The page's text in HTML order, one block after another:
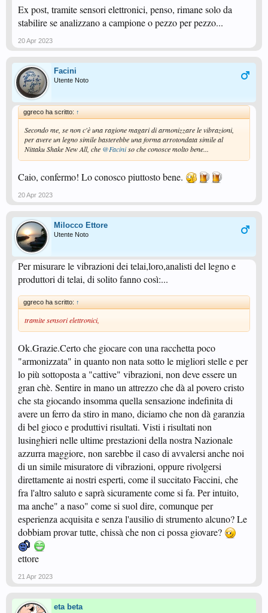
Ex post, tramite sensori elettronici, penso, rimane solo da
stabilire se analizzano a campione o pezzo per pezzo...
20 Apr 2023
Facini
Utente Noto
ggreco ha scritto: ↑
Secondo me, se non c'è una ragione magari di armonizzare le vibrazioni,
per avere un legno simile basterebbe una forma arrotondata simile al
Nittaku Shake New All, che @Faciniso che conosce molto bene...
Caio, confermo! Lo conosco piuttosto bene.
20 Apr 2023
Milocco Ettore
Utente Noto
Per misurare le vibrazioni dei telai,loro,analisti del legno e
produttori di telai, di solito fanno così:...
ggreco ha scritto: ↑
tramite sensori elettronici,
Ok.Grazie.Certo che giocare con una racchetta poco
"armonizzata" in quanto non nata sotto le migliori stelle e per
lo più sottoposta a "cattive" vibrazioni, non deve essere un
gran chè. Sentire in mano un attrezzo che dà al povero cristo
che sta giocando insomma quella sensazione indefinita di
avere un ferro da stiro in mano, diciamo che non dà garanzia
di bel gioco e produttivi risultati. Visti i risultati non
lusinghieri nelle ultime prestazioni della nostra Nazionale
azzurra maggiore, non sarebbe il caso di avvalersi anche noi
di un simile misuratore di vibrazioni, oppure rivolgersi
direttamente ai nostri esperti, come il succitato Faccini, che
fra l'altro saluto e saprà sicuramente come si fa. Per intuito,
ma anche" a naso" come si suol dire, comunque per
esperienza acquisita e senza l'ausilio di strumento alcuno? Le
dobbiam provar tutte, chissà che non ci possa giovare?
ettore
21 Apr 2023
eta beta